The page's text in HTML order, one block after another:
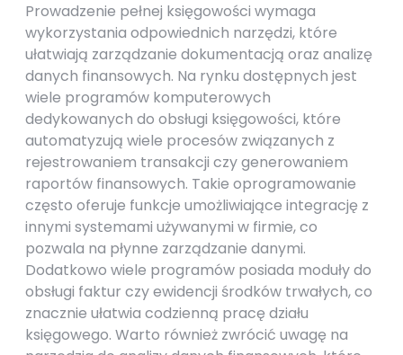
Prowadzenie pełnej księgowości wymaga
wykorzystania odpowiednich narzędzi, które
ułatwiają zarządzanie dokumentacją oraz analizę
danych finansowych. Na rynku dostępnych jest
wiele programów komputerowych
dedykowanych do obsługi księgowości, które
automatyzują wiele procesów związanych z
rejestrowaniem transakcji czy generowaniem
raportów finansowych. Takie oprogramowanie
często oferuje funkcje umożliwiające integrację z
innymi systemami używanymi w firmie, co
pozwala na płynne zarządzanie danymi.
Dodatkowo wiele programów posiada moduły do
obsługi faktur czy ewidencji środków trwałych, co
znacznie ułatwia codzienną pracę działu
księgowego. Warto również zwrócić uwagę na